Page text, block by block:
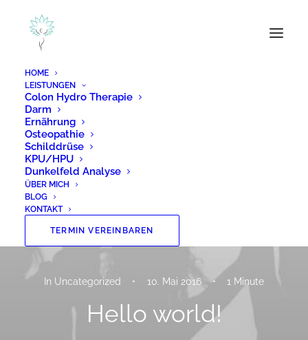
HOME
LEISTUNGEN
Colon Hydro Therapie
Darm
Ernährung
Osteopathie
Schilddrüse
KPU/HPU
Dunkelfeld Analyse
ÜBER MICH
BLOG
KONTAKT
TERMIN VEREINBAREN
In Uncategorized • 10. Mai 2016 • 1 Minute
Hello world!